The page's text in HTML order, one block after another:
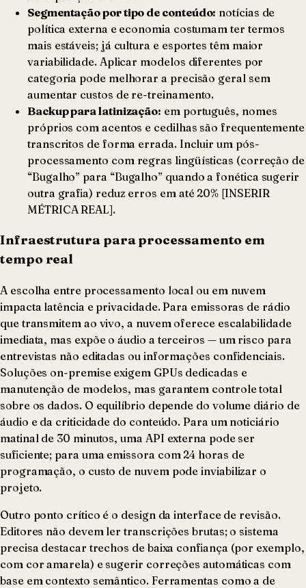
Segmentação por tipo de conteúdo: notícias de
política externa e economia costumam ter termos
mais estáveis; já cultura e esportes têm maior
variabilidade. Aplicar modelos diferentes por
categoria pode melhorar a precisão geral sem
aumentar custos de re-treinamento.
Backup para latinização: em português, nomes
próprios com acentos e cedilhas são frequentemente
transcritos de forma errada. Incluir um pós-
processamento com regras lingüísticas (correção de
“Bugalho” para “Bugalho” quando a fonética sugerir
outra grafia) reduz erros em até 20% [INSERIR
MÉTRICA REAL].
Infraestrutura para processamento em
tempo real
A escolha entre processamento local ou em nuvem
impacta latência e privacidade. Para emissoras de rádio
que transmitem ao vivo, a nuvem oferece escalabilidade
imediata, mas expõe o áudio a terceiros — um risco para
entrevistas não editadas ou informações confidenciais.
Soluções on-premise exigem GPUs dedicadas e
manutenção de modelos, mas garantem controle total
sobre os dados. O equilíbrio depende do volume diário de
áudio e da criticidade do conteúdo. Para um noticiário
matinal de 30 minutos, uma API externa pode ser
suficiente; para uma emissora com 24 horas de
programação, o custo de nuvem pode inviabilizar o
projeto.
Outro ponto crítico é o design da interface de revisão.
Editores não devem ler transcrições brutas; o sistema
precisa destacar trechos de baixa confiança (por exemplo,
com cor amarela) e sugerir correções automáticas com
base em contexto semântico. Ferramentas como a de